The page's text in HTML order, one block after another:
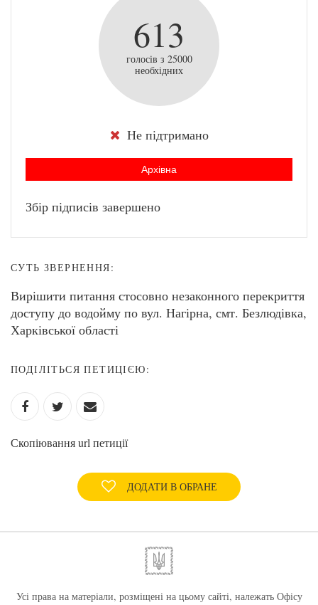
613
голосів з 25000
необхідних
Не підтримано
Архівна
Збір підписів завершено
СУТЬ ЗВЕРНЕННЯ:
Вирішити питання стосовно незаконного перекриття
доступу до водойму по вул. Нагірна, смт. Безлюдівка,
Харківської області
ПОДІЛІТЬСЯ ПЕТИЦІЄЮ:
Скопіювання url петиції
ДОДАТИ В ОБРАНЕ
Усі права на матеріали, розміщені на цьому сайті, належать Офісу